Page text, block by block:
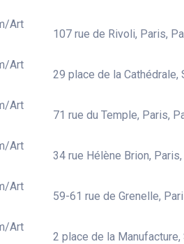
Art
107 rue de Rivoli, Paris,
Art
29 place de la Cathédrale,
Art
71 rue du Temple, Paris,
Art
34 rue Hélène Brion,
Art
59-61 rue de Grenelle,
Art
2 place de la